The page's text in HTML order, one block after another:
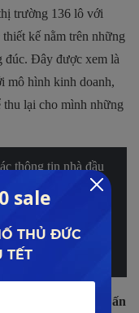
trường 136 lô với
kế nằm trên những
đúc. Đây được xem là
mô hình kinh doanh,
thu lại cho mình những
thông tin nhà đầu
Bằng
quý khách cùng
tiết tại đây:TNR
đến chuỗi tiện ích ấn